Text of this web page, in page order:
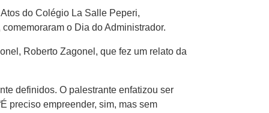
do Colégio La Salle Peperi,
o Dia do Administrador.
Roberto Zagonel, que fez um relato da
definidos. O palestrante enfatizou ser
preciso empreender, sim, mas sem